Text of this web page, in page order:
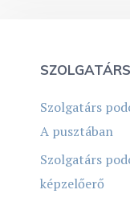
Szolgatárs
A pusztában
Szolgatárs
képzelőerő